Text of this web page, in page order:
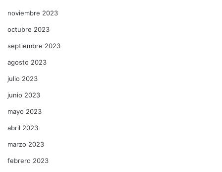
noviembre 2023
octubre 2023
septiembre 2023
agosto 2023
julio 2023
junio 2023
mayo 2023
abril 2023
marzo 2023
febrero 2023